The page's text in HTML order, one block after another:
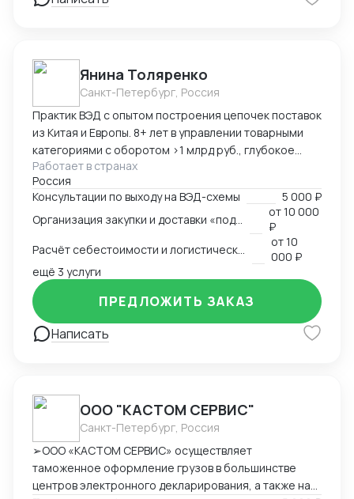
Янина Толяренко
Санкт-Петербург, Россия
Практик ВЭД с опытом построения цепочек поставок
из Китая и Европы. 8+ лет в управлении товарными
категориями с оборотом >1 млрд руб., глубокое
понимание коммерческой стороны закупок.
Ключевые компетенции: — Организация полного
цикла ВЭД «под ключ»: от поиска поставщика до
доставки на склад клиента — Работа с китайскими
поставщиками: переговоры, контроль качества,
оплата — Таможенное оформление, подбор
сертификации, подготовка документов —
Международная логистика: поиск брокеров, расчёт
маршрутов, мониторинг цен — Расчёт
себестоимости и контроль маржинальности сделок
— Опыт поставок в условиях санкционных
удалённая работа, полная автономность
Работает в странах
Россия
Консультации по выходу на ВЭД-схемы
5 000 ₽
от10 000
₽
от10
000 ₽
ещё 3 услуги
Написать
ПРЕДЛОЖИТЬ ЗАКАЗ
ООО "КАСТОМ СЕРВИС"
Санкт-Петербург, Россия
➢ООО «КАСТОМ СЕРВИС» осуществляет
таможенное оформление грузов в большинстве
центров электронного декларирования, а также на